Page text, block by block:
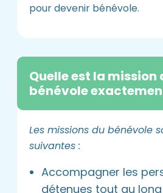
pour devenir bénévole.
Quelle est la mission
bénévole
Les missions du bénévole
suivantes :
Accompagner les
détenues tout au